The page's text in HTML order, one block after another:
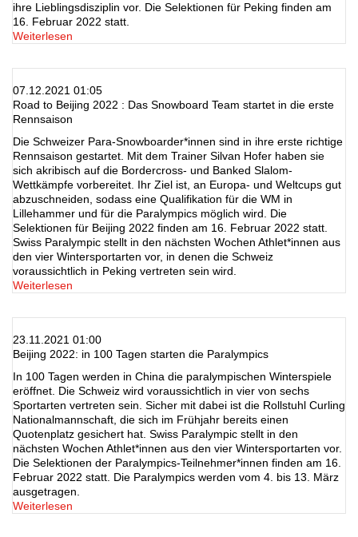
ihre Lieblingsdisziplin vor. Die Selektionen für Peking finden am
16. Februar 2022 statt.
Weiterlesen
07.12.2021 01:05
Road to Beijing 2022 : Das Snowboard Team startet in die erste
Rennsaison
Die Schweizer Para-Snowboarder*innen sind in ihre erste richtige
Rennsaison gestartet. Mit dem Trainer Silvan Hofer haben sie
sich akribisch auf die Bordercross- und Banked Slalom-
Wettkämpfe vorbereitet. Ihr Ziel ist, an Europa- und Weltcups gut
abzuschneiden, sodass eine Qualifikation für die WM in
Lillehammer und für die Paralympics möglich wird. Die
Selektionen für Beijing 2022 finden am 16. Februar 2022 statt.
Swiss Paralympic stellt in den nächsten Wochen Athlet*innen aus
den vier Wintersportarten vor, in denen die Schweiz
voraussichtlich in Peking vertreten sein wird.
Weiterlesen
23.11.2021 01:00
Beijing 2022: in 100 Tagen starten die Paralympics
In 100 Tagen werden in China die paralympischen Winterspiele
eröffnet. Die Schweiz wird voraussichtlich in vier von sechs
Sportarten vertreten sein. Sicher mit dabei ist die Rollstuhl Curling
Nationalmannschaft, die sich im Frühjahr bereits einen
Quotenplatz gesichert hat. Swiss Paralympic stellt in den
nächsten Wochen Athlet*innen aus den vier Wintersportarten vor.
Die Selektionen der Paralympics-Teilnehmer*innen finden am 16.
Februar 2022 statt. Die Paralympics werden vom 4. bis 13. März
ausgetragen.
Weiterlesen